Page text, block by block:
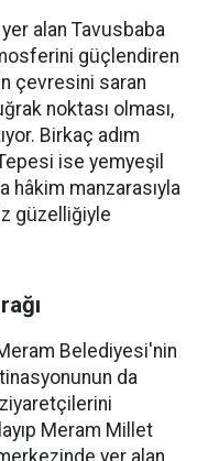
alan Tavusbaba
güçlendiren
çevresini saran
noktası olması,
Birkaç adım
ise yemyeşil
hâkim manzarasıyla
güzelliğiyle
Belediyesi'nin
da
Meram Millet
yer alan